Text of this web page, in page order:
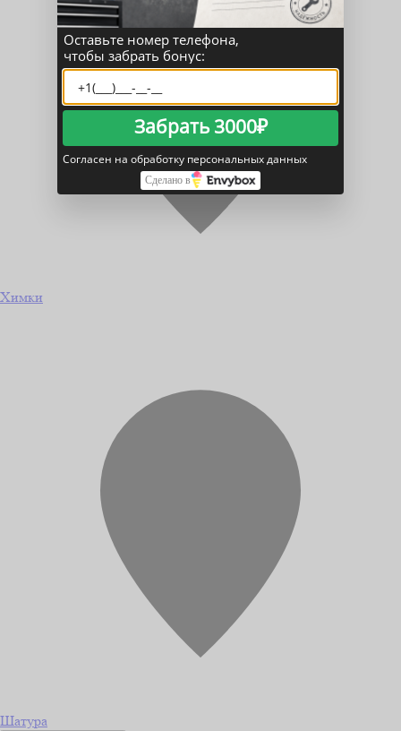
Химки
Шатура
Оставьте номер телефона,
чтобы забрать бонус:
Забрать 3000₽
Согласен на обработку персональных данных
Сделано в